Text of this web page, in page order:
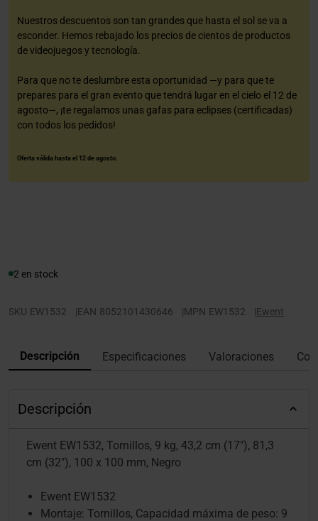
Nuestros descuentos son tan grandes que hasta el sol se va a
esconder. Hemos rebajado los precios de cientos de productos
de videojuegos y tecnología.
Para que no te deslumbre esta oportunidad —y para que te
prepares para el gran evento que tendrá lugar en el cielo el 12 de
agosto—, ¡te regalamos unas gafas para eclipses (certificadas)
con todos los pedidos!
Oferta válida hasta el 12 de agosto.
2 en stock
SKU EW1532 |EAN 8052101430646 |MPN EW1532 |Ewent
Descripción Especificaciones Valoraciones
Descripción
Ewent EW1532, Tornillos, 9 kg, 43,2 cm (17"), 81,3
cm (32"), 100 x 100 mm, Negro
Ewent EW1532
Montaje: Tornillos, Capacidad máxima de peso: 9